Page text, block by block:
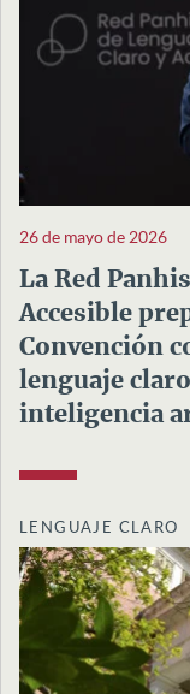
26 de mayo de 2026
La Red
Accesible
Convención
lenguaje
inteligencia
LENGUAJE CLARO